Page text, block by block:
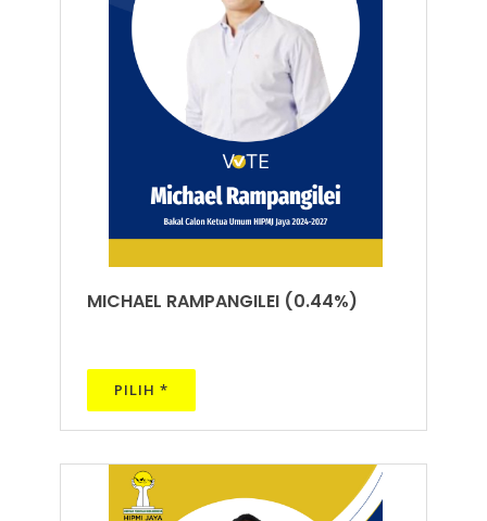
MICHAEL RAMPANGILEI (0.44%)
PILIH *